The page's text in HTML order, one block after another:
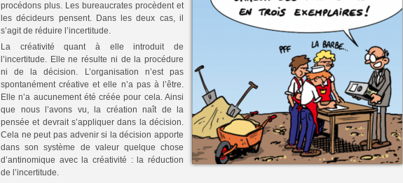
procédons plus. Les bureaucrates procèdent et
les décideurs pensent. Dans les deux cas, il
s’agit de réduire l’incertitude.
La créativité quant à elle introduit de
l’incertitude. Elle ne résulte ni de la procédure
ni de la décision. L’organisation n’est pas
spontanément créative et elle n’a pas à l’être.
Elle n’a aucunement été créée pour cela. Ainsi
que nous l’avons vu, la création naît de la
pensée et devrait s’appliquer dans la décision.
Cela ne peut pas advenir si la décision apporte
dans son système de valeur quelque chose
d’antinomique avec la créativité : la réduction
de l’incertitude.